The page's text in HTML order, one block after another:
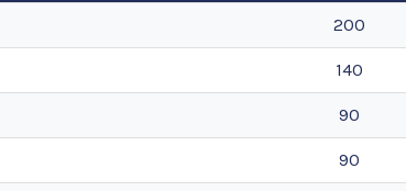
200
140
90
90